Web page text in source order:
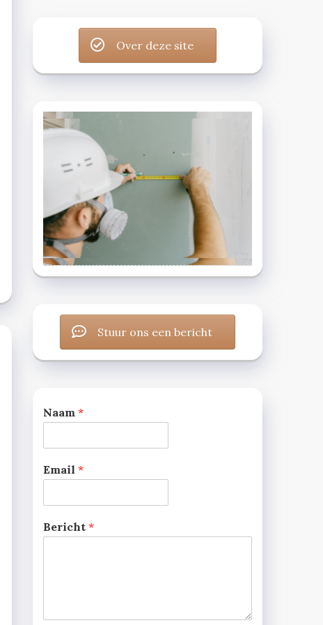
Over deze site
Stuur ons een bericht
Naam *
Email *
Bericht *